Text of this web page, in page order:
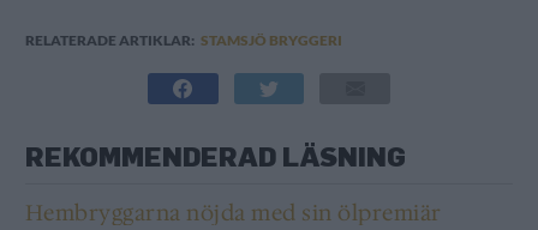
RELATERADE ARTIKLAR: STAMSJÖ BRYGGERI
REKOMMENDERAD LÄSNING
Hembryggarna nöjda med sin ölpremiär